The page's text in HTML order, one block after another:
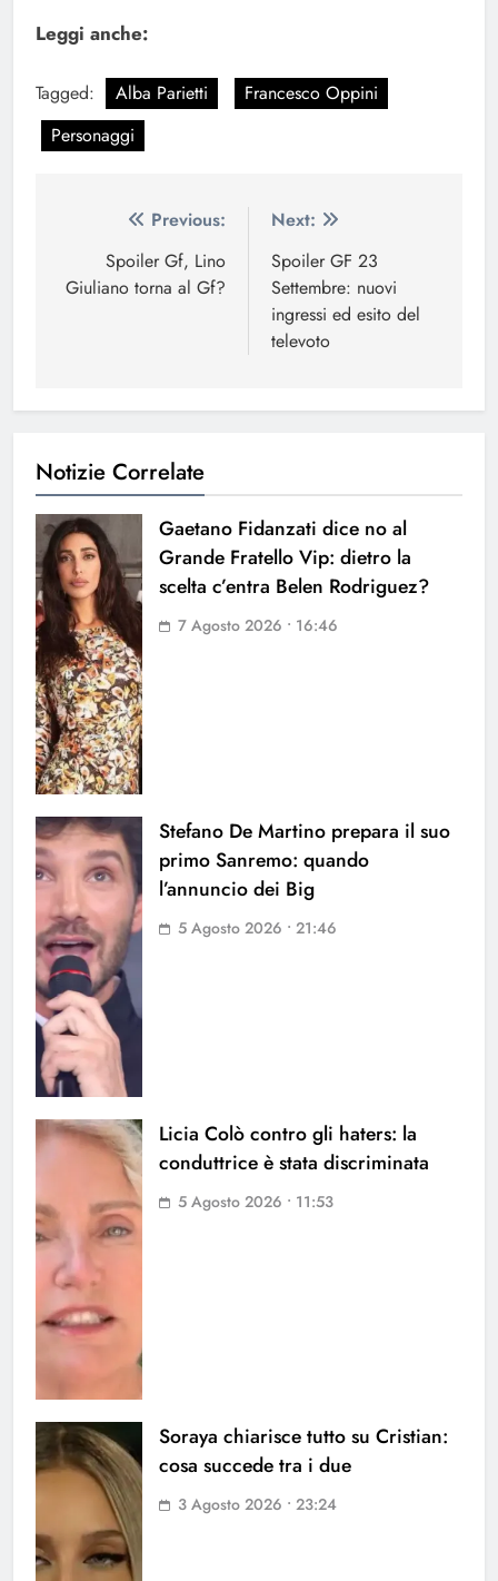
Leggi anche:
Tagged: Alba Parietti
Francesco Oppini
Personaggi
Navigazione
articoli
Previous:
Spoiler Gf, Lino
Giuliano torna al Gf?
Next:
Spoiler GF 23
Settembre: nuovi
ingressi ed esito del
televoto
Notizie Correlate
Gaetano Fidanzati dice no al
Grande Fratello Vip: dietro la
scelta c’entra Belen Rodriguez?
7 Agosto 2026 • 16:46
Stefano De Martino prepara il suo
primo Sanremo: quando
l’annuncio dei Big
5 Agosto 2026 • 21:46
Licia Colò contro gli haters: la
conduttrice è stata discriminata
5 Agosto 2026 • 11:53
Soraya chiarisce tutto su Cristian:
cosa succede tra i due
3 Agosto 2026 • 23:24